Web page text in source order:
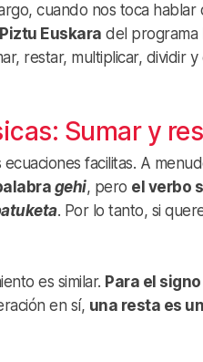
cuando nos toca
Piztu Euskara del programa
restar, multiplicar, dividir
Sumar y
facilitas. A
gehi, pero el verbo
. Por lo tanto, si
es similar. Para el
en sí, una resta es